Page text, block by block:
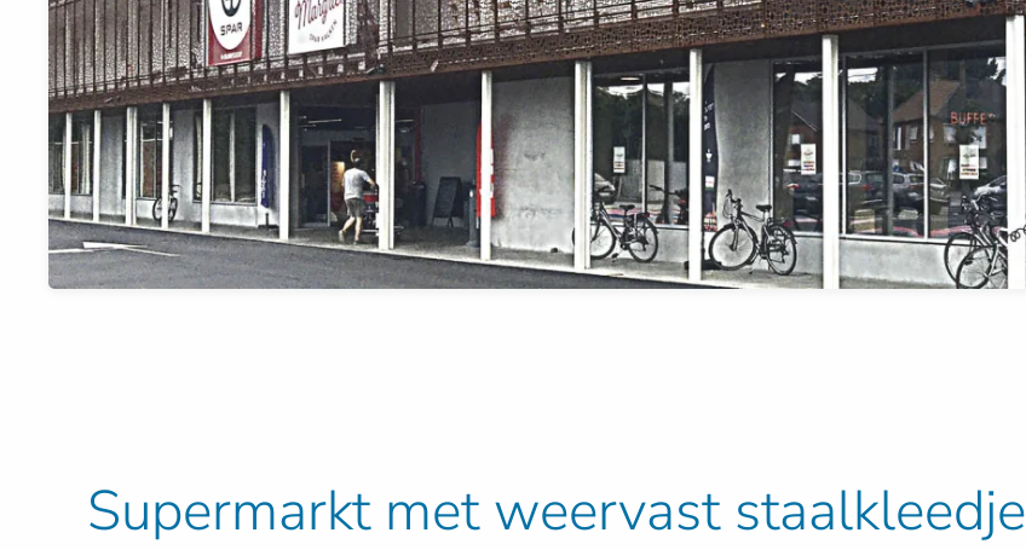
Supermarkt met weervast staalkleedje